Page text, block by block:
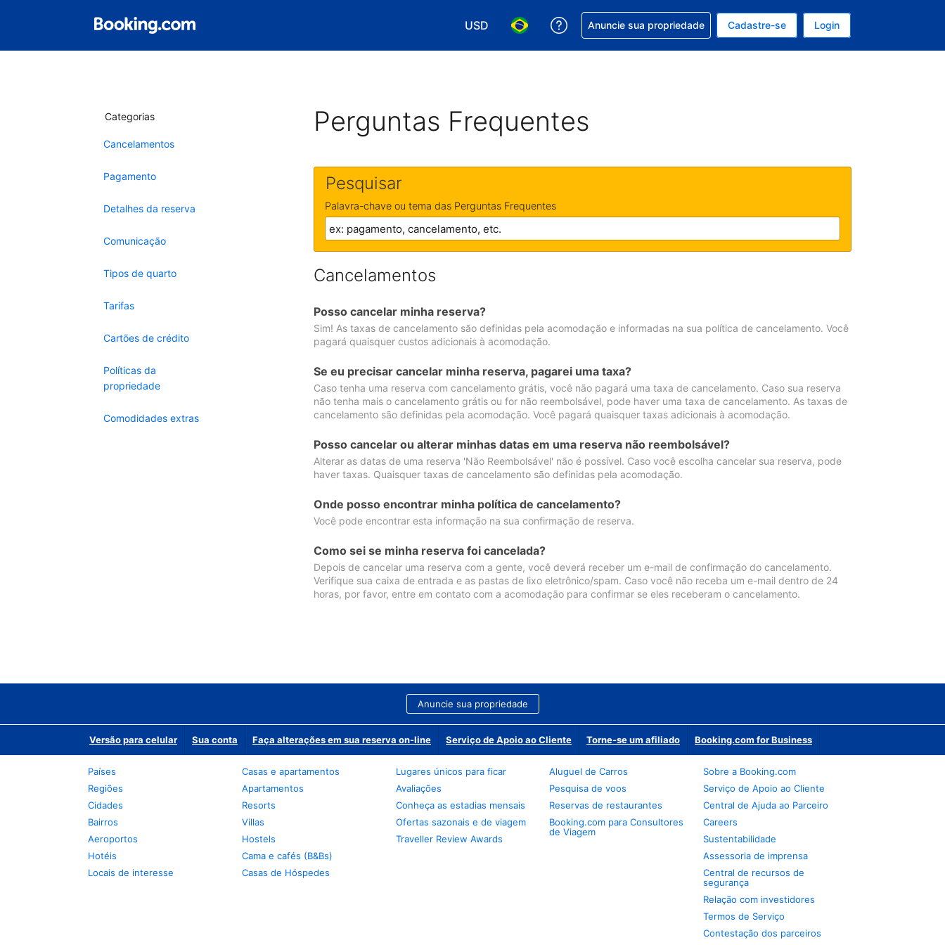
USD
Escolha sua moeda. Atualmente, sua moeda é: Dólar americano
Escolha seu idioma. Atualmente, seu idioma é: Português (Brasil)
Receber ajuda com sua reserva
Anuncie sua propriedade Cadastre-se Login
Categorias
Cancelamentos
Pagamento
Detalhes da reserva
Comunicação
Tipos de quarto
Tarifas
Cartões de crédito
Políticas da
propriedade
Comodidades extras
Perguntas Frequentes
Pesquisar
Palavra-chave ou tema das Perguntas Frequentes
Cancelamentos
Posso cancelar minha reserva?
Sim! As taxas de cancelamento são definidas pela acomodação e informadas na sua política de cancelamento. Você
pagará quaisquer custos adicionais à acomodação.
Se eu precisar cancelar minha reserva, pagarei uma taxa?
Caso tenha uma reserva com cancelamento grátis, você não pagará uma taxa de cancelamento. Caso sua reserva
não tenha mais o cancelamento grátis ou for não reembolsável, pode haver uma taxa de cancelamento. As taxas de
cancelamento são definidas pela acomodação. Você pagará quaisquer taxas adicionais à acomodação.
Posso cancelar ou alterar minhas datas em uma reserva não reembolsável?
Alterar as datas de uma reserva 'Não Reembolsável' não é possível. Caso você escolha cancelar sua reserva, pode
haver taxas. Quaisquer taxas de cancelamento são definidas pela acomodação.
Onde posso encontrar minha política de cancelamento?
Você pode encontrar esta informação na sua confirmação de reserva.
Como sei se minha reserva foi cancelada?
Depois de cancelar uma reserva com a gente, você deverá receber um e-mail de confirmação do cancelamento.
Verifique sua caixa de entrada e as pastas de lixo eletrônico/spam. Caso você não receba um e-mail dentro de 24
horas, por favor, entre em contato com a acomodação para confirmar se eles receberam o cancelamento.
Anuncie sua propriedade
Versão para celular Sua conta Faça alterações em sua reserva on-line Serviço de Apoio ao Cliente Torne-se um afiliado Booking.com for Business
Países
Regiões
Cidades
Bairros
Aeroportos
Hotéis
Locais de interesse
Casas e apartamentos
Apartamentos
Resorts
Villas
Hostels
Cama e cafés (B&Bs)
Casas de Hóspedes
Lugares únicos para ficar
Avaliações
Conheça as estadias mensais
Ofertas sazonais e de viagem
Traveller Review Awards
Aluguel de Carros
Pesquisa de voos
Reservas de restaurantes
Booking.com para Consultores
de Viagem
Sobre a Booking.com
Serviço de Apoio ao Cliente
Central de Ajuda ao Parceiro
Careers
Sustentabilidade
Assessoria de imprensa
Central de recursos de
segurança
Relação com investidores
Termos de Serviço
Contestação dos parceiros